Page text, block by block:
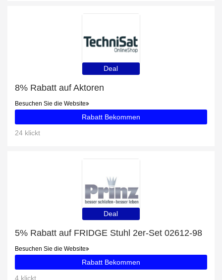
Deal
8% Rabatt auf Aktoren
Besuchen Sie die Website
Rabatt Bekommen
24 klickt
Deal
5% Rabatt auf FRIDGE Stuhl 2er-Set 02612-98
Besuchen Sie die Website
Rabatt Bekommen
4 klickt